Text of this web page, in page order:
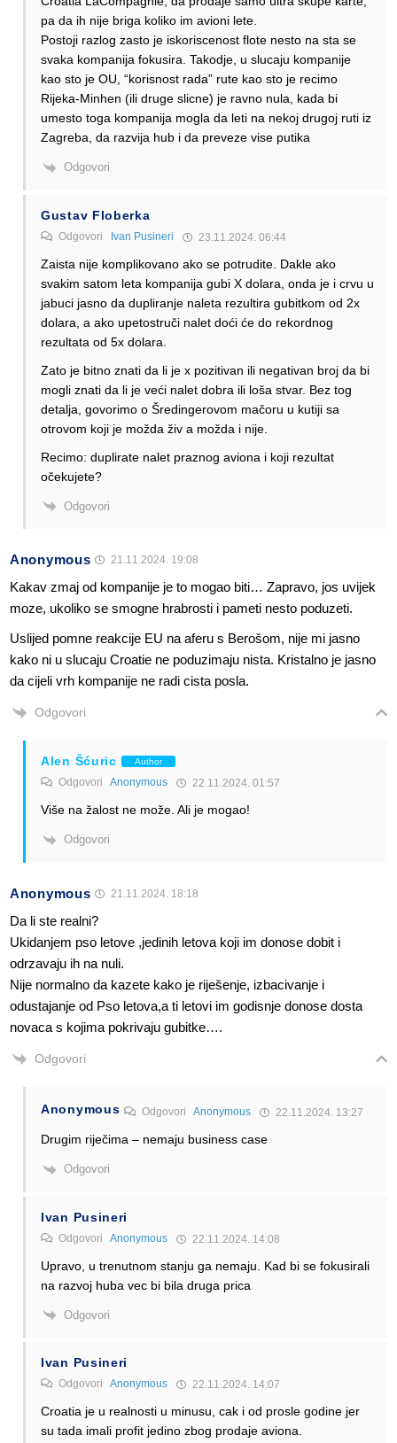
pa da ih nije briga koliko im avioni lete.
Postoji razlog zasto je iskoriscenost flote nesto na sta se
svaka kompanija fokusira. Takodje, u slucaju kompanije
kao sto je OU, “korisnost rada” rute kao sto je recimo
Rijeka-Minhen (ili druge slicne) je ravno nula, kada bi
umesto toga kompanija mogla da leti na nekoj drugoj ruti iz
Zagreba, da razvija hub i da preveze vise putika
Odgovori
Gustav Floberka
Odgovori Ivan Pusineri 23.11.2024. 06:44
Zaista nije komplikovano ako se potrudite. Dakle ako
svakim satom leta kompanija gubi X dolara, onda je i crvu u
jabuci jasno da dupliranje naleta rezultira gubitkom od 2x
dolara, a ako upetostruči nalet doći će do rekordnog
rezultata od 5x dolara.
Zato je bitno znati da li je x pozitivan ili negativan broj da bi
mogli znati da li je veći nalet dobra ili loša stvar. Bez tog
detalja, govorimo o Šredingerovom mačoru u kutiji sa
otrovom koji je možda živ a možda i nije.
Recimo: duplirate nalet praznog aviona i koji rezultat
očekujete?
Odgovori
Anonymous 21.11.2024. 19:08
Kakav zmaj od kompanije je to mogao biti… Zapravo, jos uvijek
moze, ukoliko se smogne hrabrosti i pameti nesto poduzeti.
Uslijed pomne reakcije EU na aferu s Berošom, nije mi jasno
kako ni u slucaju Croatie ne poduzimaju nista. Kristalno je jasno
da cijeli vrh kompanije ne radi cista posla.
Odgovori
Alen Šćuric Author
Odgovori Anonymous 22.11.2024. 01:57
Više na žalost ne može. Ali je mogao!
Odgovori
Anonymous 21.11.2024. 18:18
Da li ste realni?
Ukidanjem pso letove ,jedinih letova koji im donose dobit i
odrzavaju ih na nuli.
Nije normalno da kazete kako je riješenje, izbacivanje i
odustajanje od Pso letova,a ti letovi im godisnje donose dosta
novaca s kojima pokrivaju gubitke….
Odgovori
Anonymous OdgovoriAnonymous 22.11.2024. 13:27
Drugim riječima – nemaju business case
Odgovori
Ivan Pusineri
Odgovori Anonymous 22.11.2024. 14:08
Upravo, u trenutnom stanju ga nemaju. Kad bi se fokusirali
na razvoj huba vec bi bila druga prica
Odgovori
Ivan Pusineri
Odgovori Anonymous 22.11.2024. 14:07
Croatia je u realnosti u minusu, cak i od prosle godine jer
su tada imali profit jedino zbog prodaje aviona.